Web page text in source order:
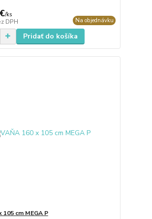
/ks
DPH Na objednávku
Pridať do košíka
105 cm MEGA P